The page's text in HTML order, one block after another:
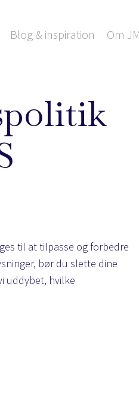
Blog & inspiration Om
til at tilpasse og forbedre
bør du slette dine
uddybet, hvilke